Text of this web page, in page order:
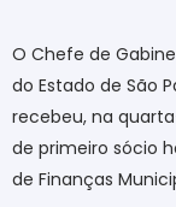
O Chefe de
do Estado de São
recebeu, na
de primeiro sócio
de Finanças